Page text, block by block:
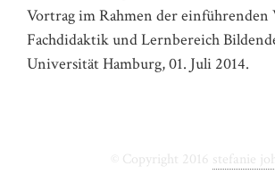
Vortrag im Rahmen der einführenden
Fachdidaktik und Lernbereich
Universität Hamburg, 01. Juli 2014.
© Copyright 2016 stefanie